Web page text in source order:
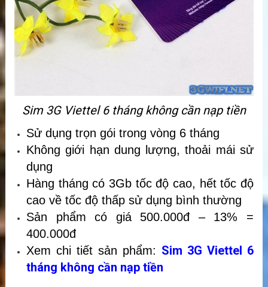
Sim 3G Viettel 6 tháng không cần nạp tiền
Sử dụng trọn gói trong vòng 6 tháng
Không giới hạn dung lượng, thoải mái sử
dụng
Hàng tháng có 3Gb tốc độ cao, hết tốc độ
cao về tốc độ thấp sử dụng bình thường
Sản phẩm có giá 500.000đ – 13% =
400.000đ
Xem chi tiết sản phẩm: Sim 3G Viettel 6
tháng không cần nạp tiền